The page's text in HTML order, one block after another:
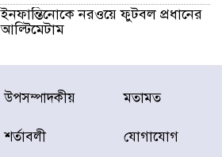
ইনফান্তিনোকে নরওয়ে ফুটবল প্রধানের
আল্টিমেটাম
দেশে ভারি বৃষ্টির সতর্কবার্তা, ১০
জেলায় বন্যার পূর্বাভাস
উপসম্পাদকীয় মতামত
শর্তাবলী যোগাযোগ